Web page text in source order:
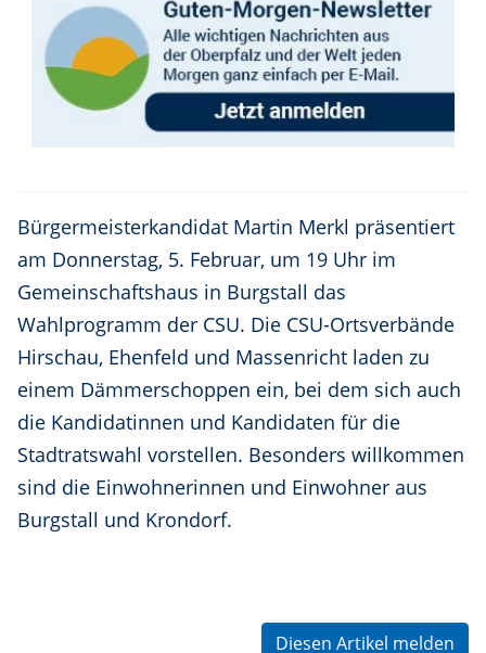
Bürgermeisterkandidat Martin Merkl präsentiert
am Donnerstag, 5. Februar, um 19 Uhr im
Gemeinschaftshaus in Burgstall das
Wahlprogramm der CSU. Die CSU-Ortsverbände
Hirschau, Ehenfeld und Massenricht laden zu
einem Dämmerschoppen ein, bei dem sich auch
die Kandidatinnen und Kandidaten für die
Stadtratswahl vorstellen. Besonders willkommen
sind die Einwohnerinnen und Einwohner aus
Burgstall und Krondorf.
Diesen Artikel melden